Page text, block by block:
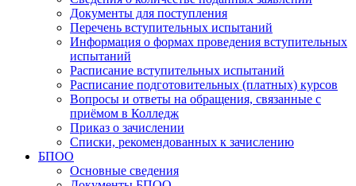
Документы для поступления
Перечень вступительных испытаний
Информация о формах проведения вступительных
испытаний
Расписание вступительных испытаний
Расписание подготовительных (платных) курсов
Вопросы и ответы на обращения, связанные с
приёмом в Колледж
Приказ о зачислении
Списки, рекомендованных к зачислению
БПОО
Основные сведения